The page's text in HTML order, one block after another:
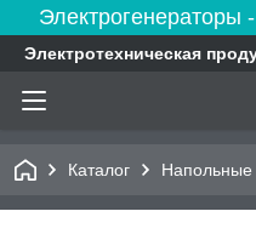
Электрогенераторы
Электротехническая
Каталог Напольные